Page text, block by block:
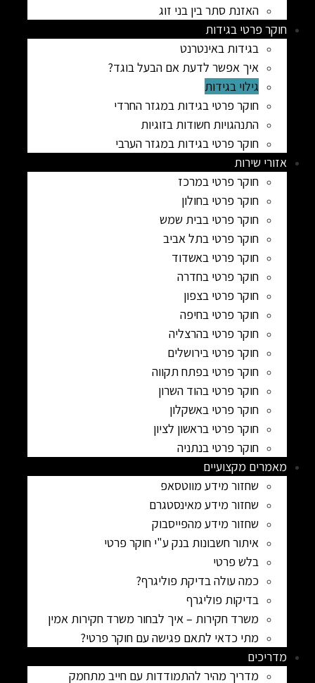
האזנת סתר בין בני זוג
חוקר פרטי בגידות
בגידות באינטרנט
איך אפשר לדעת אם הבעל בוגד?
גילוי בגידות
חוקר פרטי בגידות במגזר החרדי
התנהגויות חשודות בזוגיות
חוקר פרטי בגידות במגזר הערבי
אזורי שירות
חוקר פרטי במרכז
חוקר פרטי בחולון
חוקר פרטי בבית שמש
חוקר פרטי בתל אביב
חוקר פרטי באשדוד
חוקר פרטי בחדרה
חוקר פרטי בצפון
חוקר פרטי בחיפה
חוקר פרטי בהרצליה
חוקר פרטי בירושלים
חוקר פרטי בפתח תקווה
חוקר פרטי בהוד השרון
חוקר פרטי באשקלון
חוקר פרטי בראשון לציון
חוקר פרטי בנתניה
מאמרים מקצועיים
שחזור מידע מווטסאפ
שחזור מידע מאינסטגרם
שחזור מידע מהפייסבוק
איתור חשבונות בנק ע"י חוקר פרטי
בלש פרטי
כמה עולה בדיקת פוליגרף?
בדיקות פוליגרף
משרד חקירות – איך לבחור משרד חקירות אמין
מתי כדאי לתאם פגישה עם חוקר פרטי?
מדריכים
מדריך מהיר להתמודדות עם חייב מתחמק